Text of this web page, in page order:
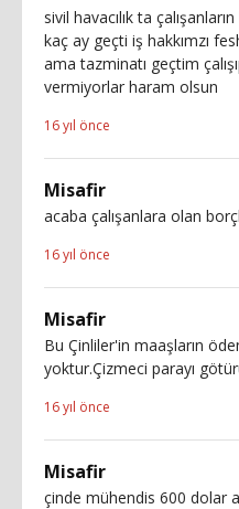
sivil havacılık ta
kaç ay geçti iş hakkımzı
ama tazminatı geçtim
vermiyorlar haram olsun
16 yıl önce
Misafir
acaba çalışanlara olan
16 yıl önce
Misafir
Bu Çinliler'in maaşların
yoktur.Çizmeci parayı
16 yıl önce
Misafir
çinde mühendis 600 dolar